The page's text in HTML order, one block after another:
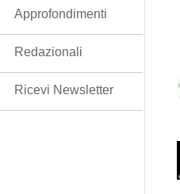
Approfondimenti
Redazionali
Ricevi Newsletter